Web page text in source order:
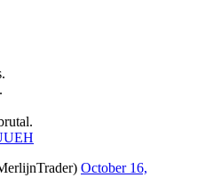
October 16,